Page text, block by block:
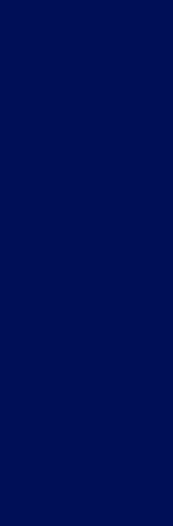
ายทั้งหมดของ
รื่นและมี
มากมาย
ายังมีการ
ยมสำหรับ
ย่างสม่ำเสมอ